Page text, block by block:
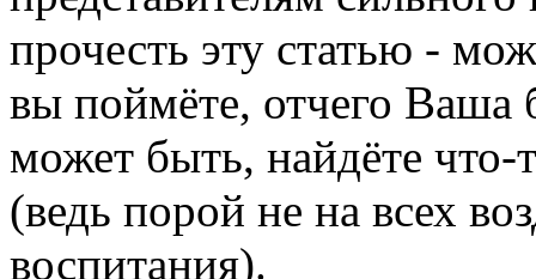
прочесть эту статью -
вы поймёте, отчего Ваша
может быть, найдёте что-
(ведь порой не на всех
воспитания).